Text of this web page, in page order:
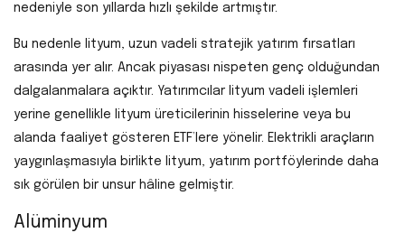
nedeniyle son yıllarda hızlı şekilde artmıştır.
Bu nedenle lityum, uzun vadeli stratejik yatırım fırsatları
arasında yer alır. Ancak piyasası nispeten genç olduğundan
dalgalanmalara açıktır. Yatırımcılar lityum vadeli işlemleri
yerine genellikle lityum üreticilerinin hisselerine veya bu
alanda faaliyet gösteren ETF’lere yönelir. Elektrikli araçların
yaygınlaşmasıyla birlikte lityum, yatırım portföylerinde daha
sık görülen bir unsur hâline gelmiştir.
Alüminyum